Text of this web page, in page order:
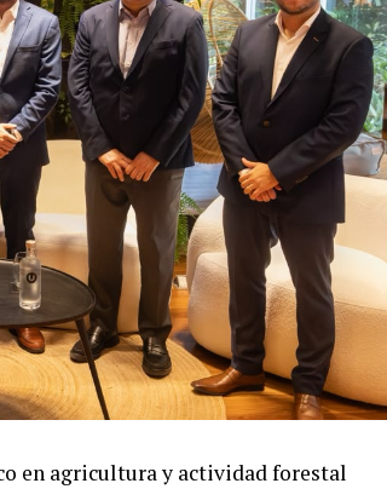
en agricultura y actividad forestal